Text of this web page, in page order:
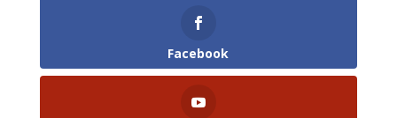
Facebook